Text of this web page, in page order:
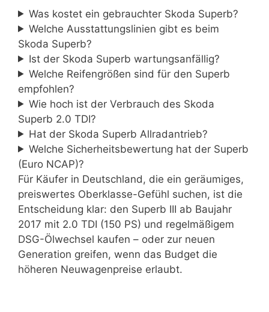
Was kostet ein gebrauchter Skoda Superb?
Welche Ausstattungslinien gibt es beim
Skoda Superb?
Ist der Skoda Superb wartungsanfällig?
Welche Reifengrößen sind für den Superb
empfohlen?
Wie hoch ist der Verbrauch des Skoda
Superb 2.0 TDI?
Hat der Skoda Superb Allradantrieb?
Welche Sicherheitsbewertung hat der Superb
(Euro NCAP)?
Für Käufer in Deutschland, die ein geräumiges,
preiswertes Oberklasse-Gefühl suchen, ist die
Entscheidung klar: den Superb III ab Baujahr
2017 mit 2.0 TDI (150 PS) und regelmäßigem
DSG-Ölwechsel kaufen – oder zur neuen
Generation greifen, wenn das Budget die
höheren Neuwagenpreise erlaubt.